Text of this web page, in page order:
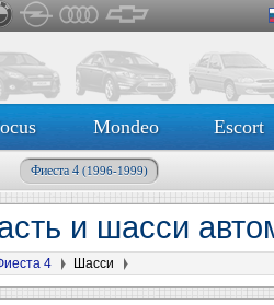
Mondeo Escort
Фиеста 4 (1996-1999)
и шасси
4 Шасси